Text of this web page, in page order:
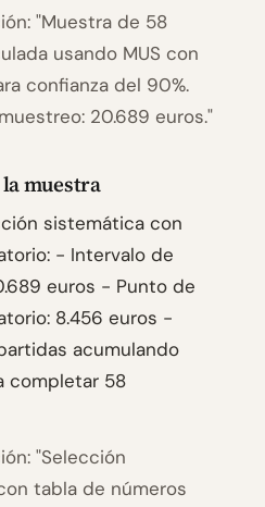
"Muestra de 58
usando MUS con
confianza del 90%.
20.689 euros."
muestra
sistemática con
- Intervalo de
euros - Punto de
8.456 euros -
acumulando
completar 58
"Selección
tabla de números